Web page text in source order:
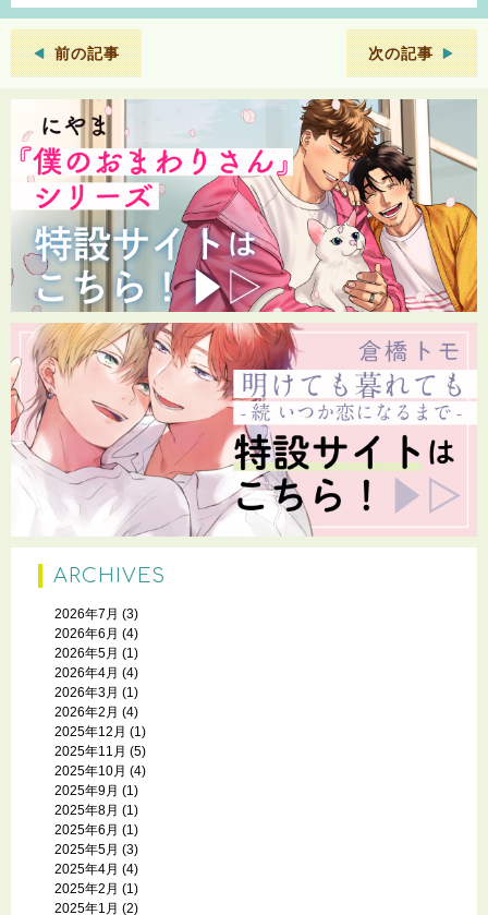
前の記事 次の記事
ARCHIVES
2026年7月 (3)
2026年6月 (4)
2026年5月 (1)
2026年4月 (4)
2026年3月 (1)
2026年2月 (4)
2025年12月 (1)
2025年11月 (5)
2025年10月 (4)
2025年9月 (1)
2025年8月 (1)
2025年6月 (1)
2025年5月 (3)
2025年4月 (4)
2025年2月 (1)
2025年1月 (2)